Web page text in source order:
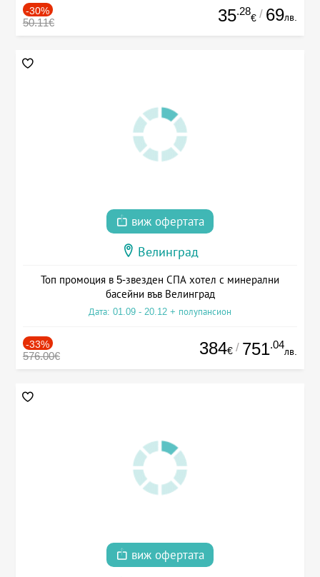
-30%
50.11€ 35.28
€ / 69лв.
виж офертата
Велинград
Топ промоция в 5-звезден СПА хотел с минерални
басейни във Велинград
Дата: 01.09 - 20.12 + полупансион
-33%
576.00€ 384€ / 751.04
лв.
виж офертата